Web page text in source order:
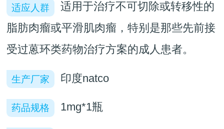
适应人群
适用于治疗不可切除或转移性的
脂肪肉瘤或平滑肌肉瘤，特别是那些先前接
受过蒽环类药物治疗方案的成人患者。
生产厂家 印度natco
药品规格 1mg*1瓶